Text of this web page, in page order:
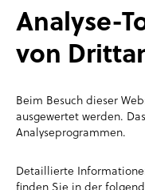
Analyse-
von
Beim Besuch dieser
ausgewertet werden.
Analyseprogrammen.
Detaillierte
finden Sie in der